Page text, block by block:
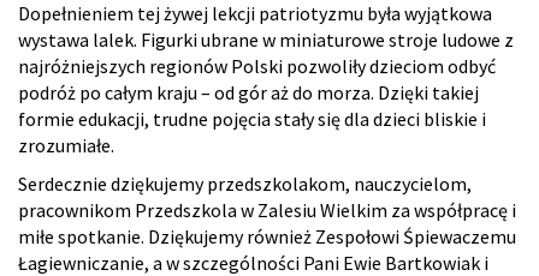
Dopełnieniem tej żywej lekcji patriotyzmu była wyjątkowa
wystawa lalek. Figurki ubrane w miniaturowe stroje ludowe z
najróżniejszych regionów Polski pozwoliły dzieciom odbyć
podróż po całym kraju – od gór aż do morza. Dzięki takiej
formie edukacji, trudne pojęcia stały się dla dzieci bliskie i
zrozumiałe.
Serdecznie dziękujemy przedszkolakom, nauczycielom,
pracownikom Przedszkola w Zalesiu Wielkim za współpracę i
miłe spotkanie. Dziękujemy również Zespołowi Śpiewaczemu
Łagiewniczanie, a w szczególności Pani Ewie Bartkowiak i